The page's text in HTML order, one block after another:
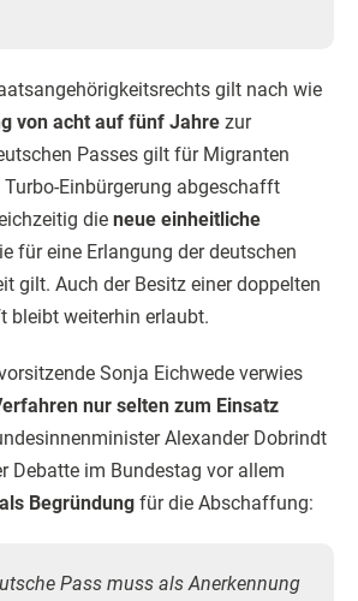
gilt nach wie
von acht auf fünf Jahre zur
Passes gilt für Migranten
Einbürgerung abgeschafft
die neue einheitliche
für eine Erlangung der deutschen
gilt. Auch der Besitz einer doppelten
bleibt weiterhin erlaubt.
Sonja Eichwede verwies
nur selten zum Einsatz
Alexander Dobrindt
Debatte im Bundestag vor allem
als Begründung für die Abschaffung:
Pass muss als Anerkennung